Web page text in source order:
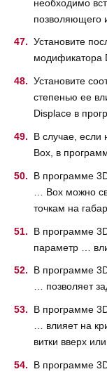
необходимо
позволяющего
Установите
модификатора
Установите
степенью ее
Displace в
В случае, если
Box, в
В программе
… Box можно
точкам на
В программе
параметр …
В программе
… позволяет
В программе
… влияет на
витки вверх
В программе